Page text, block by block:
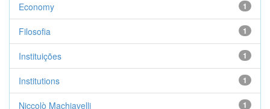
1
Economy
1
Filosofia
1
Instituições
1
Institutions
1
Niccolò Machiavelli